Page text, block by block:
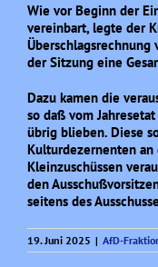
Wie vor Beginn der
vereinbart, legte der
Überschlagsrechnung
der Sitzung eine
Dazu kamen die
so daß vom
übrig blieben. Diese
Kulturdezernenten
Kleinzuschüssen
den
seitens des
19. Juni 2025 | AfD-